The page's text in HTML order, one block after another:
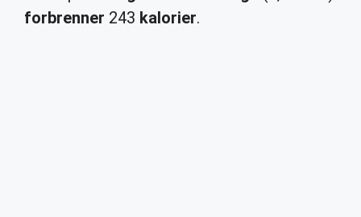
forbrenner 243 kalorier.